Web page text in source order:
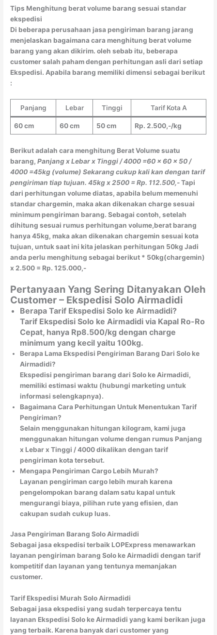
Tips Menghitung berat volume barang sesuai standar
ekspedisi
Di beberapa perusahaan jasa pengiriman barang jarang
menjelaskan bagaimana cara menghitung berat volume
barang yang akan dikirim. oleh sebab itu, beberapa
customer salah paham dengan perhitungan asli dari setiap
Ekspedisi. Apabila barang memiliki dimensi sebagai berikut
:
Panjang Lebar Tinggi Tarif Kota A
60 cm 60 cm 50 cm Rp. 2.500,-/kg
Berikut adalah cara menghitung Berat Volume suatu
barang,Panjang x Lebar x Tinggi / 4000 =60 x 60 x 50 /
4000 =45kg (volume) Sekarang cukup kali kan dengan tarif
pengiriman tiap tujuan. 45kg x 2500 = Rp. 112.500,-Tapi
dari perhitungan volume diatas, apabila belum memenuhi
standar chargemin, maka akan dikenakan charge sesuai
minimum pengiriman barang. Sebagai contoh, setelah
dihitung sesuai rumus perhitungan volume,berat barang
hanya 45kg, maka akan dikenakan chargemin sesuai kota
tujuan, untuk saat ini kita jelaskan perhitungan 50kg Jadi
anda perlu menghitung sebagai berikut * 50kg(chargemin)
x 2.500 = Rp. 125.000,-
Pertanyaan Yang Sering Ditanyakan Oleh
Customer – Ekspedisi Solo Airmadidi
Berapa Tarif Ekspedisi Solo ke Airmadidi?
Tarif Ekspedisi Solo ke Airmadidi via Kapal Ro-Ro
Cepat, hanya Rp8.500/kg dengan charge
minimum yang kecil yaitu 100kg.
Berapa Lama Ekspedisi Pengiriman Barang Dari Solo ke
Airmadidi?
Ekspedisi pengiriman barang dari Solo ke Airmadidi,
memiliki estimasi waktu (hubungi marketing untuk
informasi selengkapnya).
Bagaimana Cara Perhitungan Untuk Menentukan Tarif
Pengiriman?
Selain menggunakan hitungan kilogram, kami juga
menggunakan hitungan volume dengan rumus Panjang
x Lebar x Tinggi / 4000 dikalikan dengan tarif
pengiriman kota tersebut.
Mengapa Pengiriman Cargo Lebih Murah?
Layanan pengiriman cargo lebih murah karena
pengelompokan barang dalam satu kapal untuk
mengurangi biaya, pilihan rute yang efisien, dan
cakupan sudah cukup luas.
Jasa Pengiriman Barang Solo Airmadidi
Sebagai jasa ekspedisi terbaik LOPExpress menawarkan
layanan pengiriman barang Solo ke Airmadidi dengan tarif
kompetitif dan layanan yang tentunya memanjakan
customer.
Tarif Ekspedisi Murah Solo Airmadidi
Sebagai jasa ekspedisi yang sudah terpercaya tentu
layanan Ekspedisi Solo ke Airmadidi yang kami berikan juga
yang terbaik. Karena banyak dari customer yang